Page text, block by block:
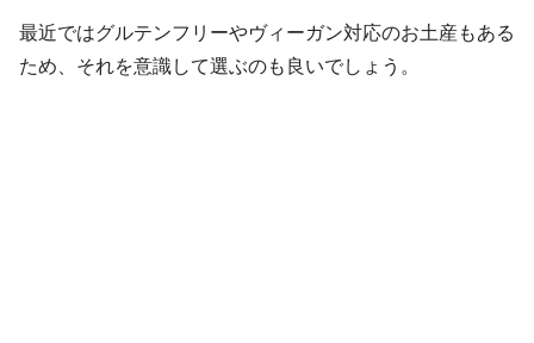
最近ではグルテンフリーやヴィーガン対応のお土産もある
ため、それを意識して選ぶのも良いでしょう。